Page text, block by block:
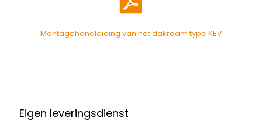
Montagehandleiding van het dakraam type KEV
Eigen leveringsdienst